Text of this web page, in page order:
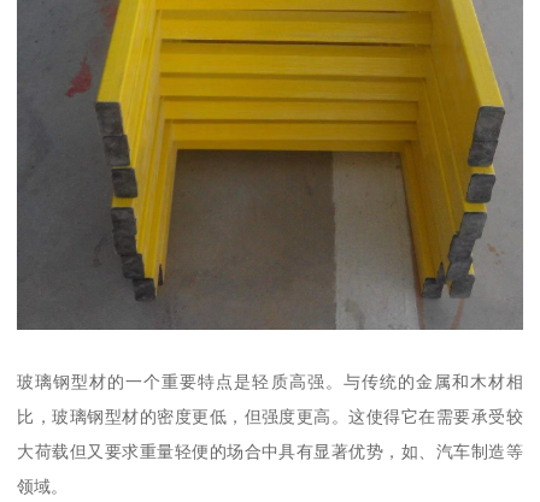
玻璃钢型材的一个重要特点是轻质高强。与传统的金属和木材相
比，玻璃钢型材的密度更低，但强度更高。这使得它在需要承受较
大荷载但又要求重量轻便的场合中具有显著优势，如、汽车制造等
领域。